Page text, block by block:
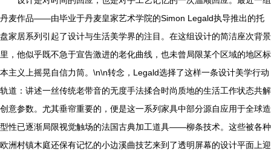
丹麦作品——由毕业于丹麦皇家艺术学院的Simon Legald执导推出的托
盘家居系列引起了设计与生活美学界的注目。在这组设计的简洁座次背景
里，他似乎既不急于宣告激进的老化曲线，也未曾局限某个区域的地区标
本主义上摇晃自信力筒。\n\n转念，Legald选择了这样一条设计美学行动
轨道：讲述一丝传统老带音的无度手法揉合时尚质地的生活工作状态共解
创意参数。尤其垂帘重要的，便是这一系列家具中部分源自应用于全球造
型性已逐渐局限视觉触场的法国古典加工道具——柳条技术。这些被各种
欧洲村镇木庭还保有记忆的小边溪曲技艺来到了透明屏幕的设计平面上迎